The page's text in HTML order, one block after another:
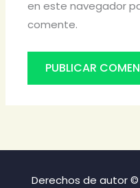
en este navegador
comente.
Derechos de autor ©